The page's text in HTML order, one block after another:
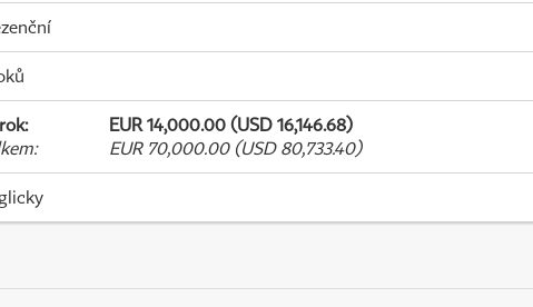
:
EUR 14,000.00 (USD 16,146.68)
: EUR 70,000.00 (USD 80,733.40)